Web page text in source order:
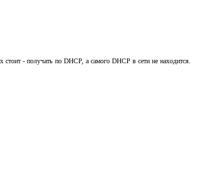
стоит - получать по DHCP, а самого DHCP в сети не находится.